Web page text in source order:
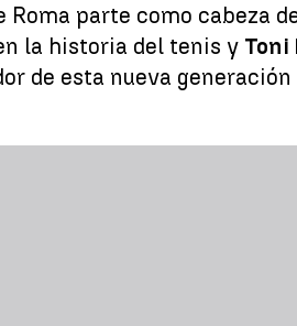
Roma parte como cabeza
la historia del tenis y Toni
de esta nueva